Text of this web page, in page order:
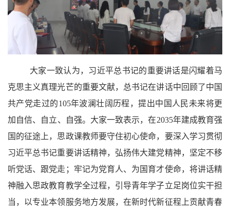
大家一致认为， 习近平总书记的重要讲话是闪耀着马
克思主义真理光芒的重要文献，总书记在讲话中回顾了中国
共产党走过的105年波澜壮阔历程，提出中国人民未来将更
加自信、自立、自强。大家一致表示，在2035年建成教育强
国的征途上， 思政课教师要守住初心使命，要深入学习贯彻
习近平总书记重要讲话精神，弘扬伟大建党精神，坚定不移
听党话、跟党走；牢记为党育人、为国育才使命，将讲话精
神融入思政教育教学全过程，引导青年学子立足岗位实干担
当，以专业本领服务地方发展，在新时代新征程上贡献青春